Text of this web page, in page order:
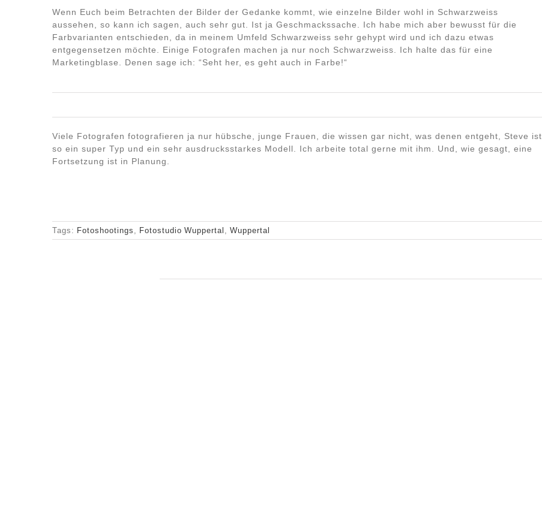
Wenn Euch beim Betrachten der Bilder der Gedanke kommt, wie einzelne Bilder wohl in Schwarzweiss
aussehen, so kann ich sagen, auch sehr gut. Ist ja Geschmackssache. Ich habe mich aber bewusst für die
Farbvarianten entschieden, da in meinem Umfeld Schwarzweiss sehr gehypt wird und ich dazu etwas
entgegensetzen möchte. Einige Fotografen machen ja nur noch Schwarzweiss. Ich halte das für eine
Marketingblase. Denen sage ich: “Seht her, es geht auch in Farbe!“
Viele Fotografen fotografieren ja nur hübsche, junge Frauen, die wissen gar nicht, was denen entgeht, Steve ist
so ein super Typ und ein sehr ausdrucksstarkes Modell. Ich arbeite total gerne mit ihm. Und, wie gesagt, eine
Fortsetzung ist in Planung.
Tags: Fotoshootings, Fotostudio Wuppertal, Wuppertal